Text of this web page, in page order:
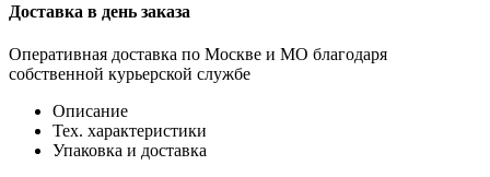
Доставка в день заказа
Оперативная доставка по Москве и МО благодаря
собственной курьерской службе
Описание
Тех. характеристики
Упаковка и доставка